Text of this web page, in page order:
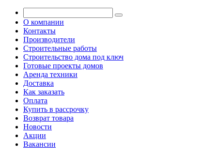
О компании
Контакты
Производители
Строительные работы
Строительство дома под ключ
Готовые проекты домов
Аренда техники
Доставка
Как заказать
Оплата
Купить в рассрочку
Возврат товара
Новости
Акции
Вакансии